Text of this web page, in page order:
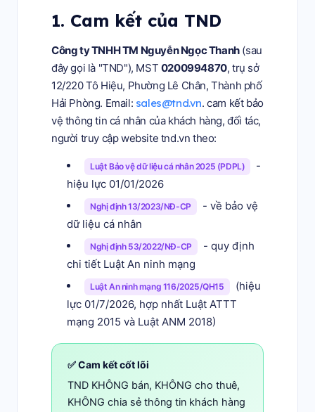
1. Cam kết của TND
Công ty TNHH TM Nguyễn Ngọc Thanh(sau
đây gọi là "TND"), MST 0200994870, trụ sở
12/220 Tô Hiệu, Phường Lê Chân, Thành phố
Hải Phòng. Email: sales@tnd.vn. cam kết bảo
vệ thông tin cá nhân của khách hàng, đối tác,
người truy cập website tnd.vn theo:
Luật Bảo vệ dữ liệu cá nhân 2025 (PDPL)
-
hiệu lực 01/01/2026
Nghị định 13/2023/NĐ-CP
- về bảo vệ
dữ liệu cá nhân
Nghị định 53/2022/NĐ-CP
- quy định
chi tiết Luật An ninh mạng
Luật An ninh mạng 116/2025/QH15
(hiệu
lực 01/7/2026, hợp nhất Luật ATTT
mạng 2015 và Luật ANM 2018)
✅ Cam kết cốt lõi
TND KHÔNG bán, KHÔNG cho thuê,
KHÔNG chia sẻ thông tin khách hàng